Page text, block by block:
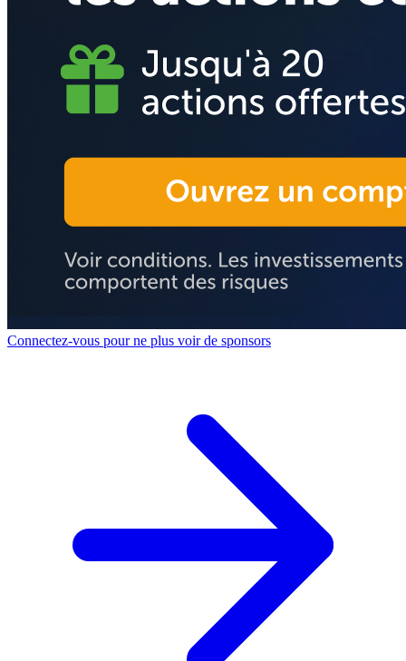
Connectez-vous pour ne plus voir de sponsors